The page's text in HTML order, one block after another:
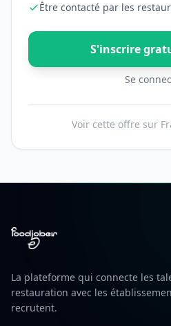
Être contacté par les
S'inscrire
Se
Voir cette offre sur
La plateforme qui connecte les
restauration avec les
recrutent.